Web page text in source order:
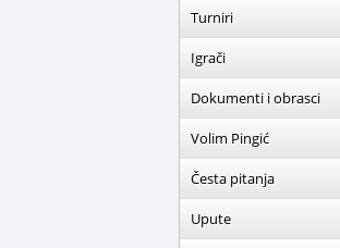
Turniri
Igrači
Dokumenti i obrasci
Volim Pingić
Česta pitanja
Upute